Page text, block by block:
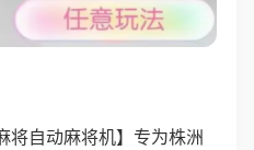
将自动麻将机】专为株洲